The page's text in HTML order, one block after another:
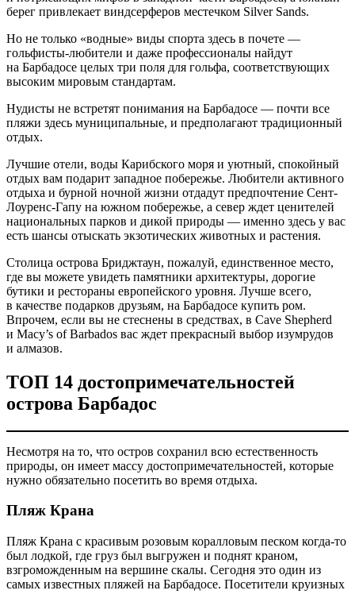
берег привлекает виндсерферов местечком Silver Sands.
Но не только «водные» виды спорта здесь в почете —
гольфисты-любители и даже профессионалы найдут
на Барбадосе целых три поля для гольфа, соответствующих
высоким мировым стандартам.
Нудисты не встретят понимания на Барбадосе — почти все
пляжи здесь муниципальные, и предполагают традиционный
отдых.
Лучшие отели, воды Карибского моря и уютный, спокойный
отдых вам подарит западное побережье. Любители активного
отдыха и бурной ночной жизни отдадут предпочтение Сент-
Лоуренс-Гапу на южном побережье, а север ждет ценителей
национальных парков и дикой природы — именно здесь у вас
есть шансы отыскать экзотических животных и растения.
Столица острова Бриджтаун, пожалуй, единственное место,
где вы можете увидеть памятники архитектуры, дорогие
бутики и рестораны европейского уровня. Лучше всего,
в качестве подарков друзьям, на Барбадосе купить ром.
Впрочем, если вы не стеснены в средствах, в Cave Shepherd
и Macy’s of Barbados вас ждет прекрасный выбор изумрудов
и алмазов.
ТОП 14 достопримечательностей
острова Барбадос
Несмотря на то, что остров сохранил всю естественность
природы, он имеет массу достопримечательностей, которые
нужно обязательно посетить во время отдыха.
Пляж Крана
Пляж Крана с красивым розовым коралловым песком когда-то
был лодкой, где груз был выгружен и поднят краном,
взгроможденным на вершине скалы. Сегодня это один из
самых известных пляжей на Барбадосе. Посетители круизных